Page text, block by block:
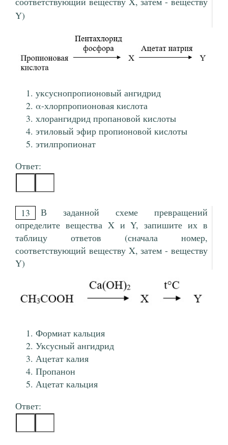
Y)
уксуснопропионовый ангидрид
α-хлорпропионовая кислота
хлорангидрид пропановой кислоты
этиловый эфир пропионовой кислоты
этилпропионат
Ответ:
13
В заданной схеме превращений
определите вещества X и Y, запишите их в
таблицу ответов (сначала номер,
соответствующий веществу X, затем - веществу
Y)
Формиат кальция
Уксусный ангидрид
Ацетат калия
Пропанон
Ацетат кальция
Ответ: